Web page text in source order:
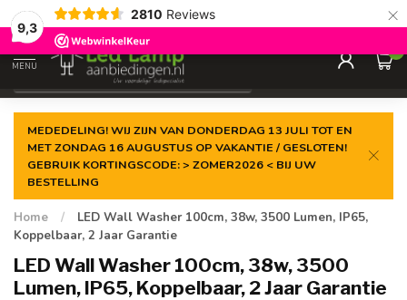
9,3
2810 Reviews ×
Gegarandeerde delaagste prijs
MENU
0
MEDEDELING! WIJ ZIJN VAN DONDERDAG 13 JULI TOT EN
MET ZONDAG 16 AUGUSTUS OP VAKANTIE / GESLOTEN!
GEBRUIK KORTINGSCODE: > ZOMER2026 < BIJ UW
BESTELLING
Home /
LED Wall Washer 100cm, 38w, 3500 Lumen, IP65,
Koppelbaar, 2 Jaar Garantie
LED Wall Washer 100cm, 38w, 3500
Lumen, IP65, Koppelbaar, 2 Jaar Garantie